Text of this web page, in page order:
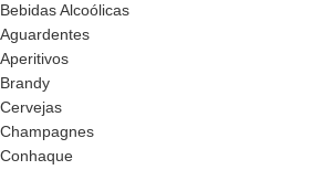
Bebidas Alcoólicas
Aguardentes
Aperitivos
Brandy
Cervejas
Champagnes
Conhaque